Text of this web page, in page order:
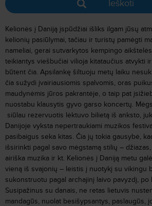
Ieškoti
Kelionės į Daniją įspūdžiai išliks ilgam jūsų
kelionių pasiūlymai, tačiau ir turistų pamėgti
nameliai, gerai sutvarkytos kempingo
teikiantys viešbučiai vilioja kitataučius atvykti
būtent čia. Apsilankę šiltuoju metų laiku
čia sužydi įvairiausiomis spalvomis, oras
maudynėmis jūros pakrantėje, o taip pat
nuostabu klausytis gyvo garso koncertų.
siūlau rezervuotis lėktuvo bilietą iš anksto,
Danijoje vyksta nepertraukiami muzikos
pasibaigus seka kitas. Čia jų tokia gausybė,
išsirinkti pagal savo mėgstamą stilių –
airiška muzika ir kt. Kelionės į Daniją metu
vieną iš svajonių – leistis į nuotykį su vikingu
sukonstruotu pagal archajinį laivo pavyzdį, po
Susipažinus su danais, ne retas lietuvis
mandagūs, nuolat besišypsantys, paslaugūs,